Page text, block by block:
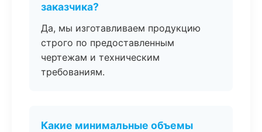
заказчика?
Да, мы изготавливаем продукцию
строго по предоставленным
чертежам и техническим
требованиям.
Какие минимальные объемы